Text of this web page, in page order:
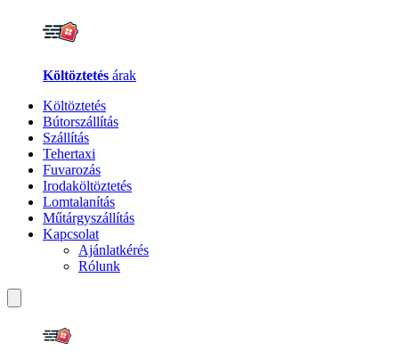
Költöztetés árak
Költöztetés
Bútorszállítás
Szállítás
Tehertaxi
Fuvarozás
Irodaköltöztetés
Lomtalanítás
Műtárgyszállítás
Kapcsolat
Ajánlatkérés
Rólunk